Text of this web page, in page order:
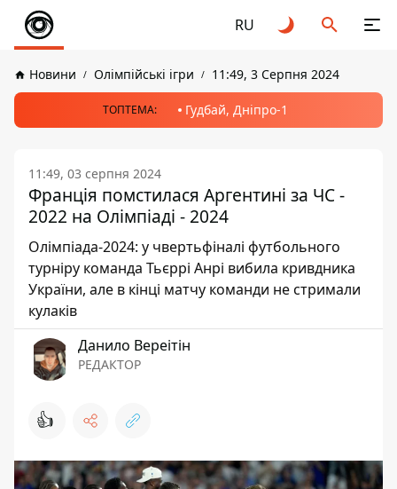
RU
Новини Олімпійські ігри 11:49, 3 Серпня 2024
ТОПТЕМА: Гудбай, Дніпро-1
11:49, 03 серпня 2024
Франція помстилася Аргентині за ЧС -
2022 на Олімпіаді - 2024
Олімпіада-2024: у чвертьфіналі футбольного
турніру команда Тьєррі Анрі вибила кривдника
України, але в кінці матчу команди не стримали
кулаків
Данило Вереітін
РЕДАКТОР
👍